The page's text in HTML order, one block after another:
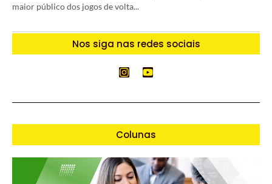
maior público dos jogos de volta...
Nos siga nas redes sociais
Colunas